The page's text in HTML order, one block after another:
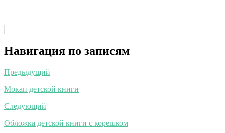
Навигация по записям
Предыдущий
Мокап детской книги
Следующий
Обложка детской книги с корешком